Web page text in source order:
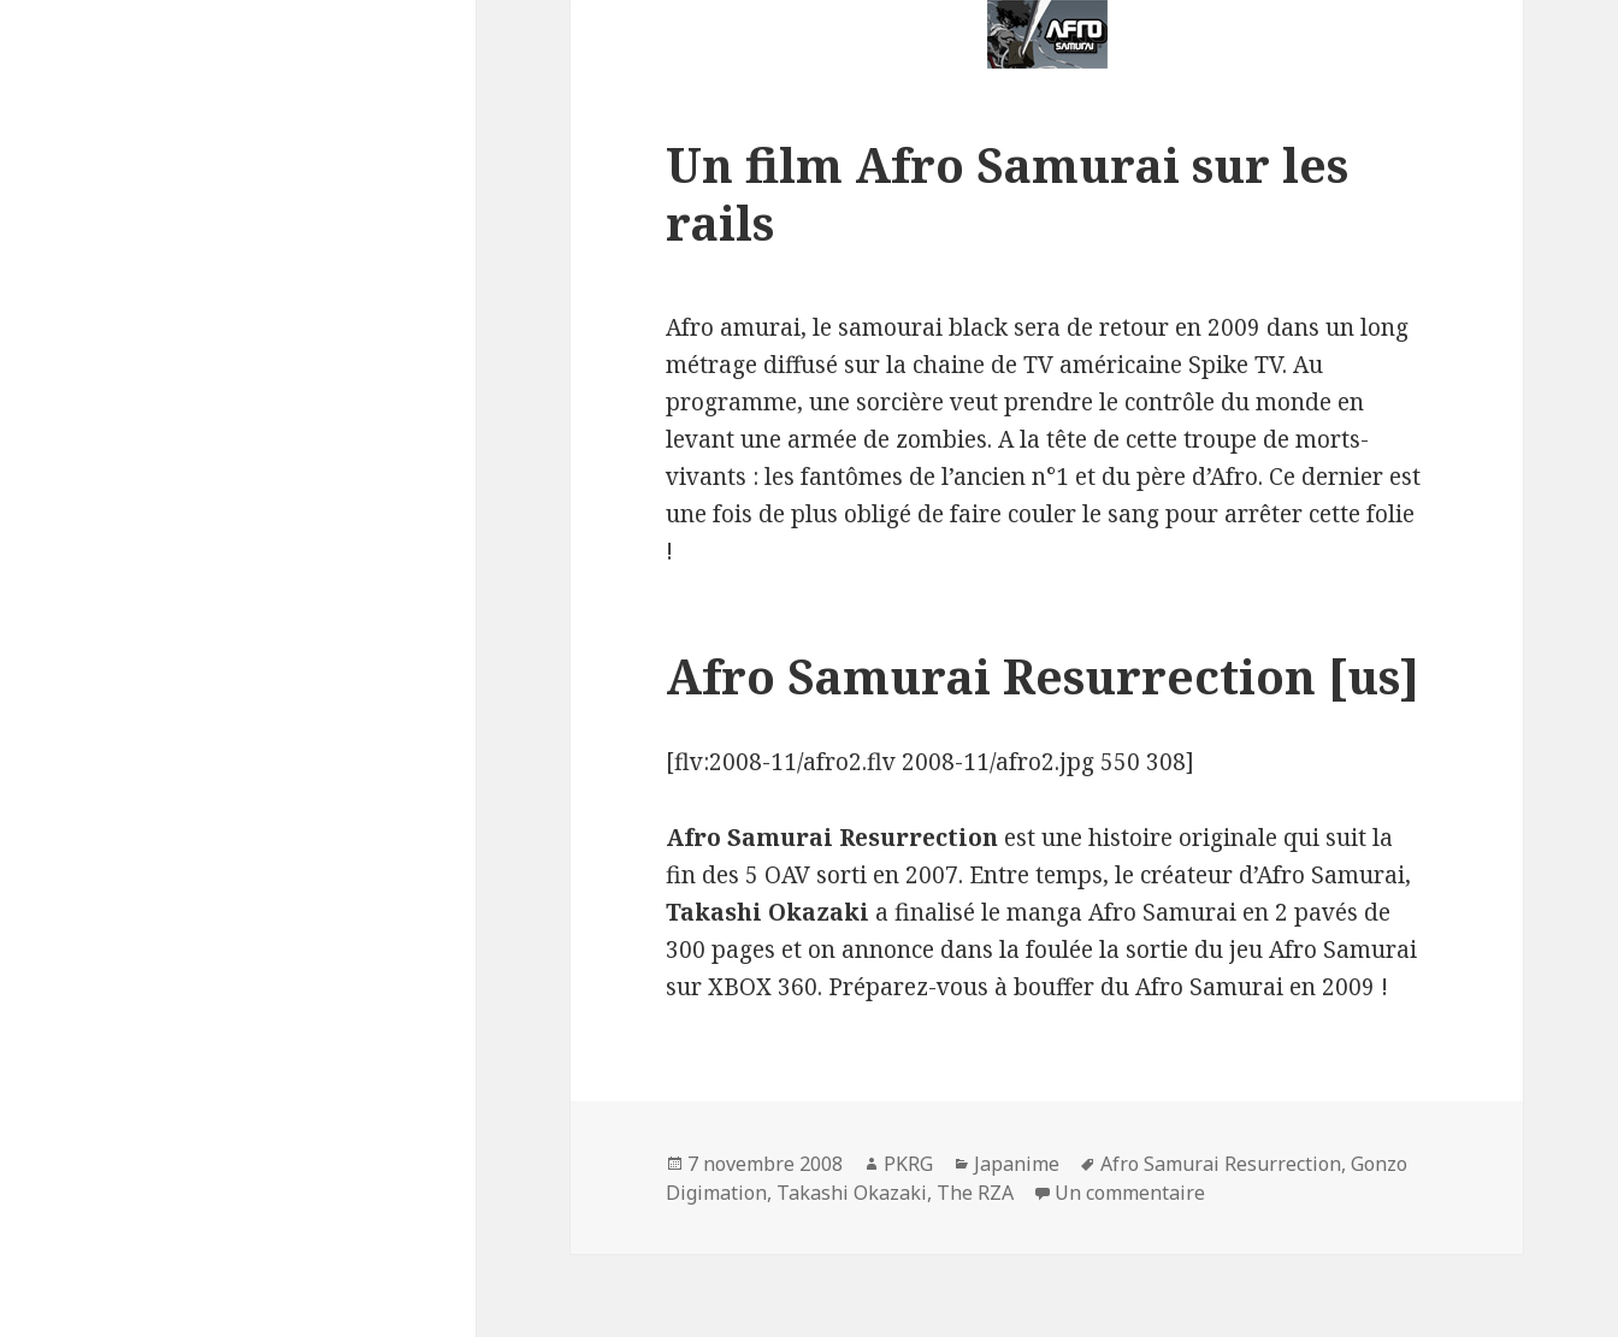
Un film Afro Samurai sur les
rails
Afro amurai, le samourai black sera de retour en 2009 dans un long
métrage diffusé sur la chaine de TV américaine Spike TV. Au
programme, une sorcière veut prendre le contrôle du monde en
levant une armée de zombies. A la tête de cette troupe de morts-
vivants : les fantômes de l’ancien n°1 et du père d’Afro. Ce dernier est
une fois de plus obligé de faire couler le sang pour arrêter cette folie
!
Afro Samurai Resurrection [us]
[flv:2008-11/afro2.flv 2008-11/afro2.jpg 550 308]
Afro Samurai Resurrection est une histoire originale qui suit la
fin des 5 OAV sorti en 2007. Entre temps, le créateur d’Afro Samurai,
Takashi Okazaki a finalisé le manga Afro Samurai en 2 pavés de
300 pages et on annonce dans la foulée la sortie du jeu Afro Samurai
sur XBOX 360. Préparez-vous à bouffer du Afro Samurai en 2009 !
Publié
le
7 novembre 2008 Auteur
PKRG Catégories
Japanime
Mots-
clés
Afro Samurai Resurrection,Gonzo
Digimation, Takashi Okazaki, The RZA Un commentaire